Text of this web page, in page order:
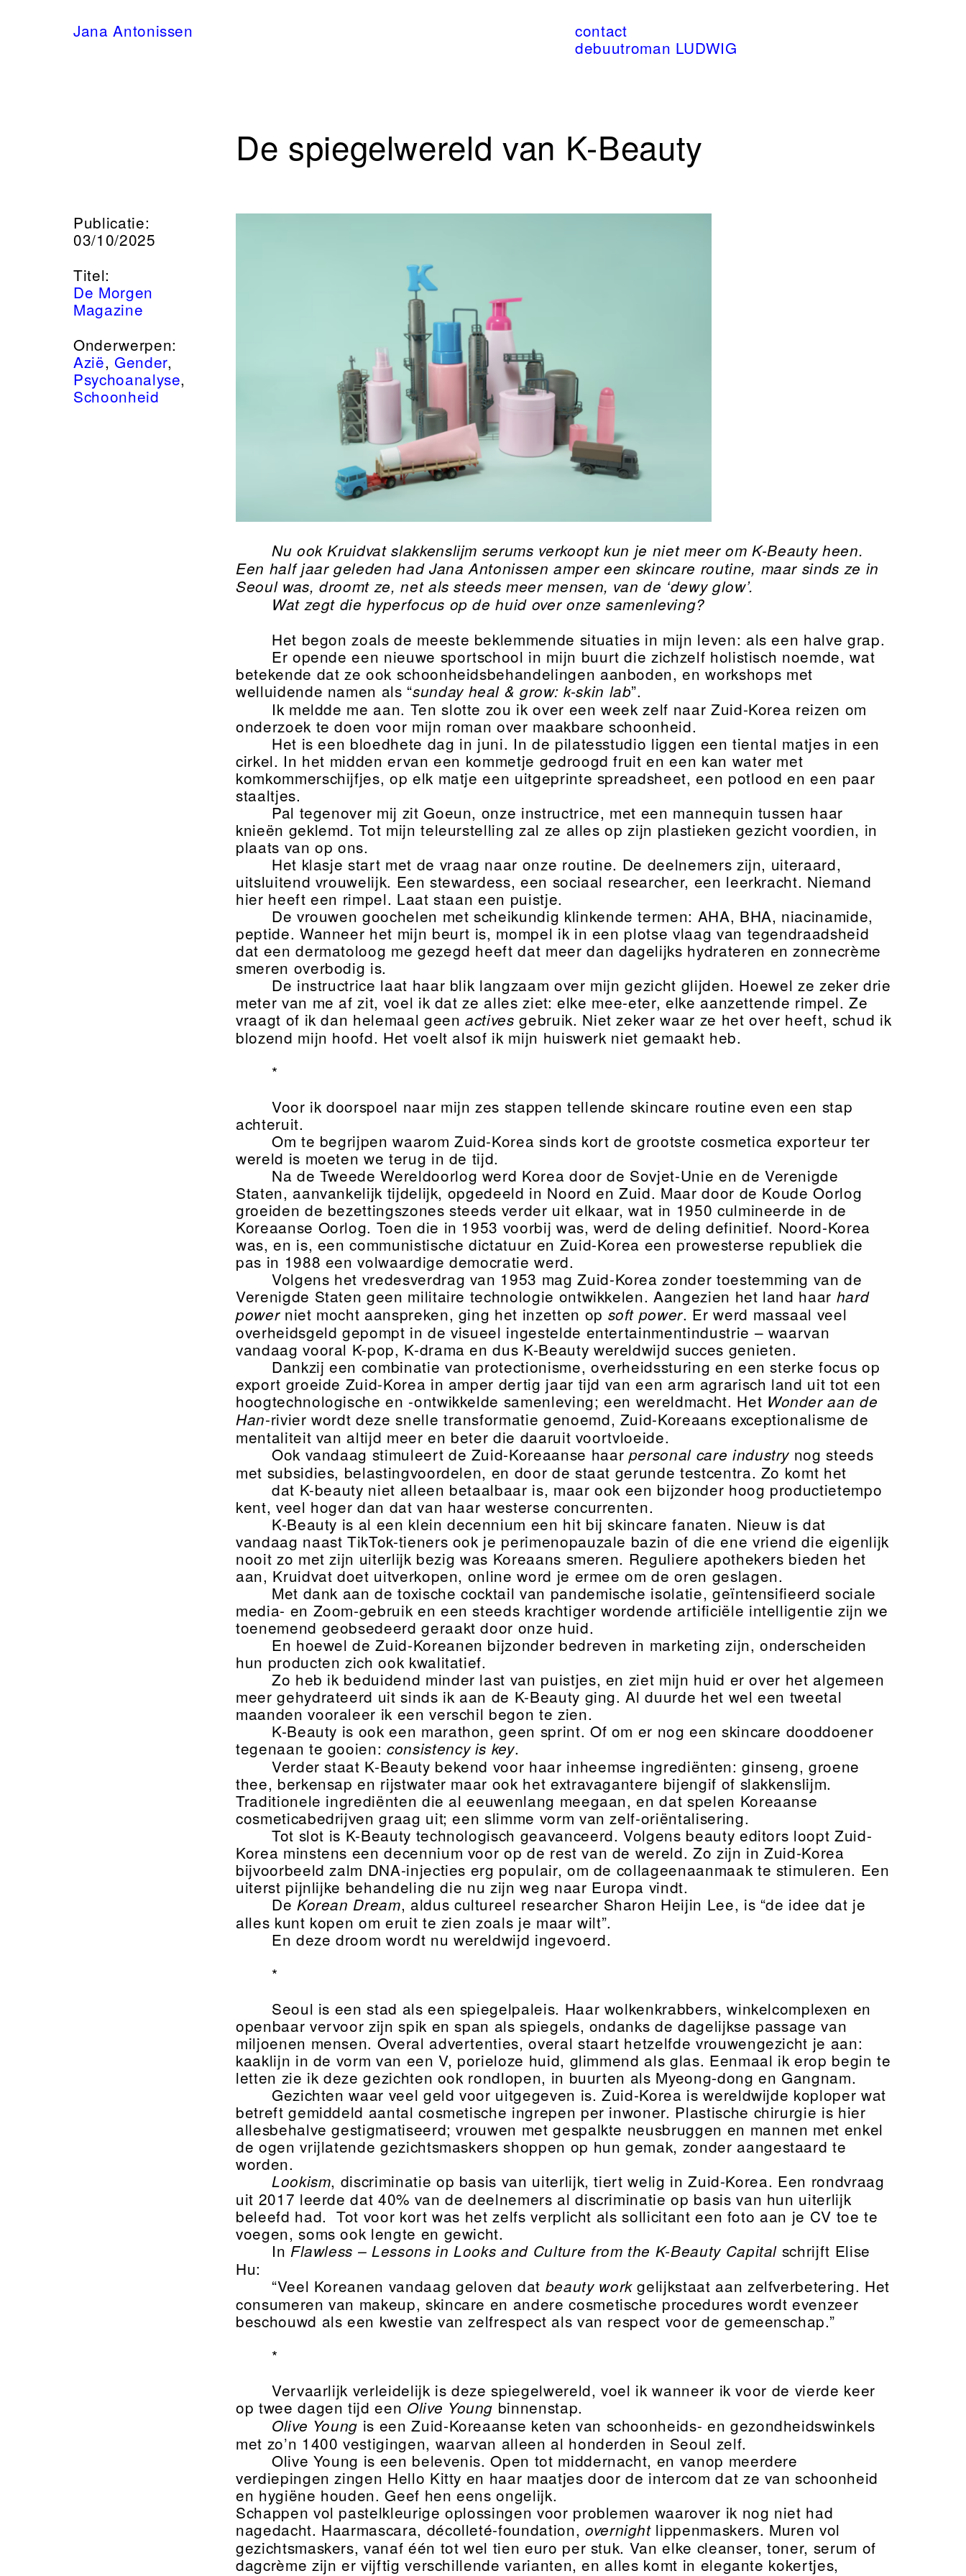
Jana Antonissen
contact
debuutroman LUDWIG
De spiegelwereld van K-Beauty
Publicatie:
03/10/2025
Titel:
De Morgen
Magazine
Onderwerpen:
Azië, Gender,
Psychoanalyse,
Schoonheid
Nu ook Kruidvat slakkenslijm serums verkoopt kun je niet meer om K-Beauty heen.
Een half jaar geleden had Jana Antonissen amper een skincare routine, maar sinds ze in
Seoul was, droomt ze, net als steeds meer mensen, van de ‘dewy glow’.
Wat zegt die hyperfocus op de huid over onze samenleving?
Het begon zoals de meeste beklemmende situaties in mijn leven: als een halve grap.
Er opende een nieuwe sportschool in mijn buurt die zichzelf holistisch noemde, wat
betekende dat ze ook schoonheidsbehandelingen aanboden, en workshops met
welluidende namen als “sunday heal & grow: k-skin lab”.
Ik meldde me aan. Ten slotte zou ik over een week zelf naar Zuid-Korea reizen om
onderzoek te doen voor mijn roman over maakbare schoonheid.
Het is een bloedhete dag in juni. In de pilatesstudio liggen een tiental matjes in een
cirkel. In het midden ervan een kommetje gedroogd fruit en een kan water met
komkommerschijfjes, op elk matje een uitgeprinte spreadsheet, een potlood en een paar
staaltjes.
Pal tegenover mij zit Goeun, onze instructrice, met een mannequin tussen haar
knieën geklemd. Tot mijn teleurstelling zal ze alles op zijn plastieken gezicht voordien, in
plaats van op ons.
Het klasje start met de vraag naar onze routine. De deelnemers zijn, uiteraard,
uitsluitend vrouwelijk. Een stewardess, een sociaal researcher, een leerkracht. Niemand
hier heeft een rimpel. Laat staan een puistje.
De vrouwen goochelen met scheikundig klinkende termen: AHA, BHA, niacinamide,
peptide. Wanneer het mijn beurt is, mompel ik in een plotse vlaag van tegendraadsheid
dat een dermatoloog me gezegd heeft dat meer dan dagelijks hydrateren en zonnecrème
smeren overbodig is.
De instructrice laat haar blik langzaam over mijn gezicht glijden. Hoewel ze zeker drie
meter van me af zit, voel ik dat ze alles ziet: elke mee-eter, elke aanzettende rimpel. Ze
vraagt of ik dan helemaal geenactives gebruik. Niet zeker waar ze het over heeft, schud ik
blozend mijn hoofd. Het voelt alsof ik mijn huiswerk niet gemaakt heb.
*
Voor ik doorspoel naar mijn zes stappen tellende skincare routine even een stap
achteruit.
Om te begrijpen waarom Zuid-Korea sinds kort de grootste cosmetica exporteur ter
wereld is moeten we terug in de tijd.
Na de Tweede Wereldoorlog werd Korea door de Sovjet-Unie en de Verenigde
Staten, aanvankelijk tijdelijk, opgedeeld in Noord en Zuid. Maar door de Koude Oorlog
groeiden de bezettingszones steeds verder uit elkaar, wat in 1950 culmineerde in de
Koreaanse Oorlog. Toen die in 1953 voorbij was, werd de deling definitief. Noord-Korea
was, en is, een communistische dictatuur en Zuid-Korea een prowesterse republiek die
pas in 1988 een volwaardige democratie werd.
Volgens het vredesverdrag van 1953 mag Zuid-Korea zonder toestemming van de
Verenigde Staten geen militaire technologie ontwikkelen. Aangezien het land haar hard
powerniet mocht aanspreken, ging het inzetten op soft power. Er werd massaal veel
overheidsgeld gepompt in de visueel ingestelde entertainmentindustrie – waarvan
vandaag vooral K-pop, K-drama en dus K-Beauty wereldwijd succes genieten.
Dankzij een combinatie van protectionisme, overheidssturing en een sterke focus op
export groeide Zuid-Korea in amper dertig jaar tijd van een arm agrarisch land uit tot een
hoogtechnologische en -ontwikkelde samenleving; een wereldmacht. Het Wonder aan de
Han-rivier wordt deze snelle transformatie genoemd, Zuid-Koreaans exceptionalisme de
mentaliteit van altijd meer en beter die daaruit voortvloeide.
Ook vandaag stimuleert de Zuid-Koreaanse haar personal care industry nog steeds
met subsidies, belastingvoordelen, en door de staat gerunde testcentra. Zo komt het
dat K-beauty niet alleen betaalbaar is, maar ook een bijzonder hoog productietempo
kent, veel hoger dan dat van haar westerse concurrenten.
K-Beauty is al een klein decennium een hit bij skincare fanaten. Nieuw is dat
vandaag naast TikTok-tieners ook je perimenopauzale bazin of die ene vriend die eigenlijk
nooit zo met zijn uiterlijk bezig was Koreaans smeren. Reguliere apothekers bieden het
aan, Kruidvat doet uitverkopen, online word je ermee om de oren geslagen.
Met dank aan de toxische cocktail van pandemische isolatie, geïntensifieerd sociale
media- en Zoom-gebruik en een steeds krachtiger wordende artificiële intelligentie zijn we
toenemend geobsedeerd geraakt door onze huid.
En hoewel de Zuid-Koreanen bijzonder bedreven in marketing zijn, onderscheiden
hun producten zich ook kwalitatief.
Zo heb ik beduidend minder last van puistjes, en ziet mijn huid er over het algemeen
meer gehydrateerd uit sinds ik aan de K-Beauty ging. Al duurde het wel een tweetal
maanden vooraleer ik een verschil begon te zien.
K-Beauty is ook een marathon, geen sprint. Of om er nog een skincare dooddoener
tegenaan te gooien: consistency is key.
Verder staat K-Beauty bekend voor haar inheemse ingrediënten: ginseng, groene
thee, berkensap en rijstwater maar ook het extravagantere bijengif of slakkenslijm.
Traditionele ingrediënten die al eeuwenlang meegaan, en dat spelen Koreaanse
cosmeticabedrijven graag uit; een slimme vorm van zelf-oriëntalisering.
Tot slot is K-Beauty technologisch geavanceerd. Volgens beauty editors loopt Zuid-
Korea minstens een decennium voor op de rest van de wereld. Zo zijn in Zuid-Korea
bijvoorbeeld zalm DNA-injecties erg populair, om de collageenaanmaak te stimuleren. Een
uiterst pijnlijke behandeling die nu zijn weg naar Europa vindt.
De Korean Dream, aldus cultureel researcher Sharon Heijin Lee, is “de idee dat je
alles kunt kopen om eruit te zien zoals je maar wilt”.
En deze droom wordt nu wereldwijd ingevoerd.
*
Seoul is een stad als een spiegelpaleis. Haar wolkenkrabbers, winkelcomplexen en
openbaar vervoor zijn spik en span als spiegels, ondanks de dagelijkse passage van
miljoenen mensen. Overal advertenties, overal staart hetzelfde vrouwengezicht je aan:
kaaklijn in de vorm van een V, porieloze huid, glimmend als glas. Eenmaal ik erop begin te
letten zie ik deze gezichten ook rondlopen, in buurten als Myeong-dong en Gangnam.
Gezichten waar veel geld voor uitgegeven is. Zuid-Korea is wereldwijde koploper wat
betreft gemiddeld aantal cosmetische ingrepen per inwoner. Plastische chirurgie is hier
allesbehalve gestigmatiseerd; vrouwen met gespalkte neusbruggen en mannen met enkel
de ogen vrijlatende gezichtsmaskers shoppen op hun gemak, zonder aangestaard te
worden.
Lookism, discriminatie op basis van uiterlijk, tiert welig in Zuid-Korea. Een rondvraag
uit 2017 leerde dat 40% van de deelnemers al discriminatie op basis van hun uiterlijk
beleefd had. Tot voor kort was het zelfs verplicht als sollicitant een foto aan je CV toe te
voegen, soms ook lengte en gewicht.
In Flawless – Lessons in Looks and Culture from the K-Beauty Capital schrijft Elise
Hu:
“Veel Koreanen vandaag geloven dat beauty workgelijkstaat aan zelfverbetering. Het
consumeren van makeup, skincare en andere cosmetische procedures wordt evenzeer
beschouwd als een kwestie van zelfrespect als van respect voor de gemeenschap.”
*
Vervaarlijk verleidelijk is deze spiegelwereld, voel ik wanneer ik voor de vierde keer
op twee dagen tijd een Olive Young binnenstap.
Olive Young is een Zuid-Koreaanse keten van schoonheids- en gezondheidswinkels
met zo’n 1400 vestigingen, waarvan alleen al honderden in Seoul zelf.
Olive Young is een belevenis. Open tot middernacht, en vanop meerdere
verdiepingen zingen Hello Kitty en haar maatjes door de intercom dat ze van schoonheid
en hygiëne houden. Geef hen eens ongelijk.
Schappen vol pastelkleurige oplossingen voor problemen waarover ik nog niet had
nagedacht. Haarmascara, décolleté-foundation, overnightlippenmaskers. Muren vol
gezichtsmaskers, vanaf één tot wel tien euro per stuk. Van elke cleanser, toner, serum of
dagcrème zijn er vijftig verschillende varianten, en alles komt in elegante kokertjes,